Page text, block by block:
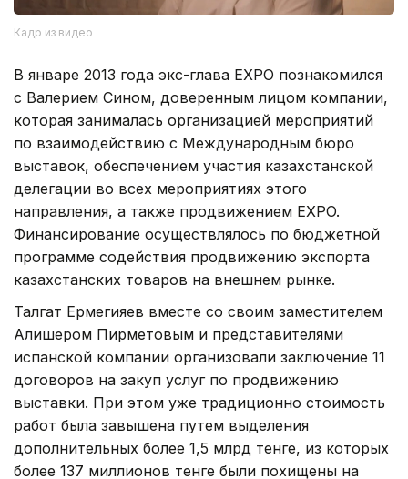
Кадр из видео
В январе 2013 года экс-глава EXPO познакомился
с Валерием Сином, доверенным лицом компании,
которая занималась организацией мероприятий
по взаимодействию с Международным бюро
выставок, обеспечением участия казахстанской
делегации во всех мероприятиях этого
направления, а также продвижением EXPO.
Финансирование осуществлялось по бюджетной
программе содействия продвижению экспорта
казахстанских товаров на внешнем рынке.
Талгат Ермегияев вместе со своим заместителем
Алишером Пирметовым и представителями
испанской компании организовали заключение 11
договоров на закуп услуг по продвижению
выставки. При этом уже традиционно стоимость
работ была завышена путем выделения
дополнительных более 1,5 млрд тенге, из которых
более 137 миллионов тенге были похищены на